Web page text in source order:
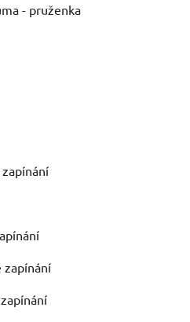
- pruženka
zapínání